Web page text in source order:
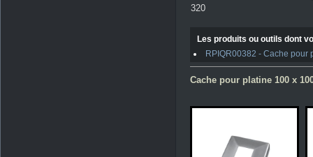
320
Les produits ou outils dont
RPIQR00382 - Cache pour
Cache pour platine 100 x